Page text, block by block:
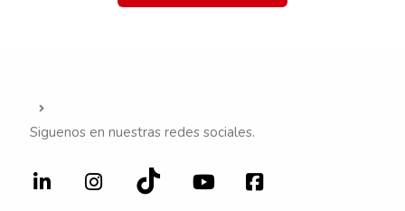
Siguenos en nuestras redes sociales.